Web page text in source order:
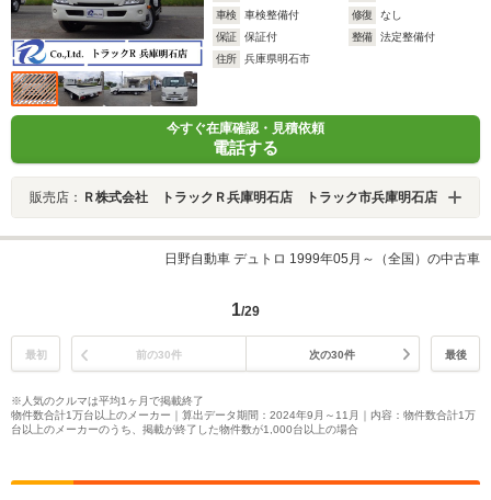
車検
車検整備付 修復
なし
保証
保証付 整備
法定整備付
住所
兵庫県明石市
今すぐ在庫確認・見積依頼
電話する
販売店： Ｒ株式会社 トラックＲ兵庫明石店 トラック市兵庫明石店
日野自動車 デュトロ 1999年05月～（全国）の中古車
1/29
最初 前の30件 次の30件 最後
※人気のクルマは平均1ヶ月で掲載終了
物件数合計1万台以上のメーカー｜算出データ期間：2024年9月～11月｜内容：物件数合計1万
台以上のメーカーのうち、掲載が終了した物件数が1,000台以上の場合